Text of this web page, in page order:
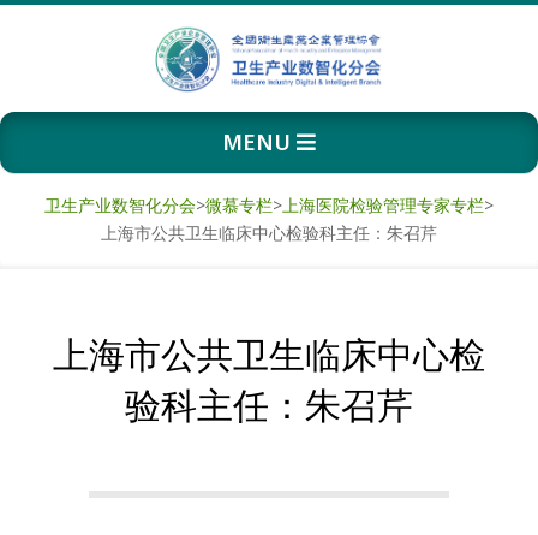
卫
生
产
数
Primary
Navigation
MENU
卫生产业数智化分会>微慕专栏>上海医院检验管理专家专栏>
上海市公共卫生临床中心检验科主任：朱召芹
上海市公共卫生临床中心检
验科主任：朱召芹